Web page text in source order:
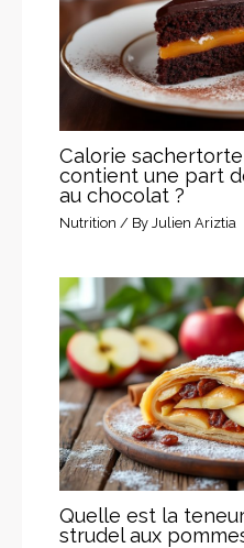
Calorie
contient une part
au chocolat ?
Nutrition / ByJulien Ariztia
Quelle est la
strudel aux